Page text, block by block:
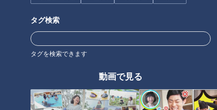
タグ検索
タグを検索できます
動画で見る